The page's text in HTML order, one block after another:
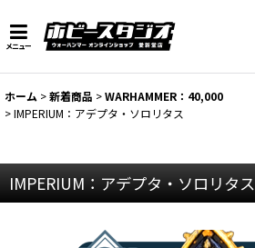
メニュー
ホーム >新着商品 >WARHAMMER：40,000
>IMPERIUM：アデプタ・ソロリタス
IMPERIUM：アデプタ・ソロリタス